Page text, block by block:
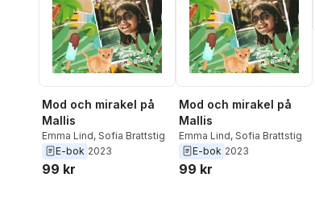
Mod och mirakel på
Mallis
Emma Lind, Sofia Brattstig
E-bok 2023
99 kr
Mod och mirakel på
Mallis
Emma Lind, Sofia Brattstig
E-bok 2023
99 kr